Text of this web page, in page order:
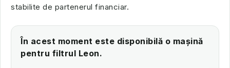
stabilite de partenerul financiar.
În acest moment este disponibilă o mașină
pentru filtrul Leon.